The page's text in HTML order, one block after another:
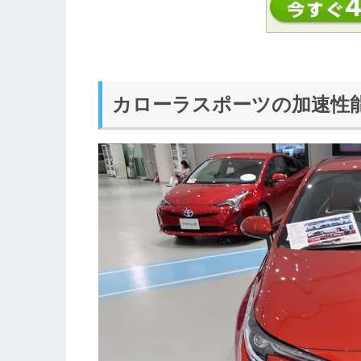
カローラスポーツの加速性